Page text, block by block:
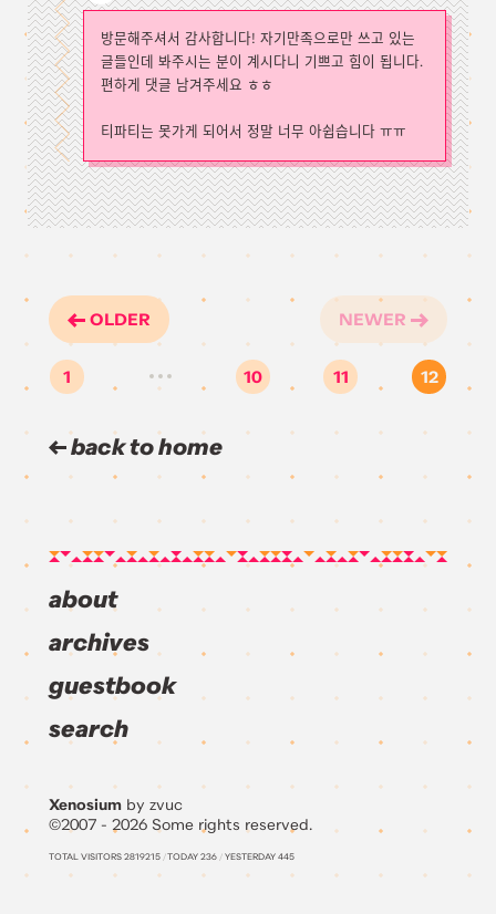
방문해주셔서 감사합니다! 자기만족으로만 쓰고 있는
글들인데 봐주시는 분이 계시다니 기쁘고 힘이 됩니다.
편하게 댓글 남겨주세요 ㅎㅎ
티파티는 못가게 되어서 정말 너무 아쉽습니다 ㅠㅠ
OLDER
1 … 10 11 12
NEWER
back to home
about
archives
guestbook
search
Xenosium by zvuc
©2007 - 2026 Some rights reserved.
TOTAL VISITORS 2819215 /TODAY 236 / YESTERDAY 445